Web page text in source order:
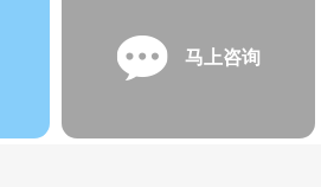
马上咨询